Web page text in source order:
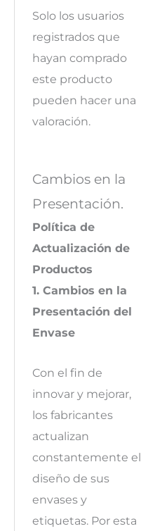
Solo los usuarios
registrados que
hayan comprado
este producto
pueden hacer una
valoración.
Cambios en la
Presentación.
Política de
Actualización de
Productos
1. Cambios en la
Presentación del
Envase
Con el fin de
innovar y mejorar,
los fabricantes
actualizan
constantemente el
diseño de sus
envases y
etiquetas. Por esta